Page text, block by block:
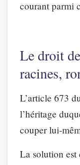
courant parmi
Le droit
racines,
L’article 673
l’héritage
couper lui-
La solution